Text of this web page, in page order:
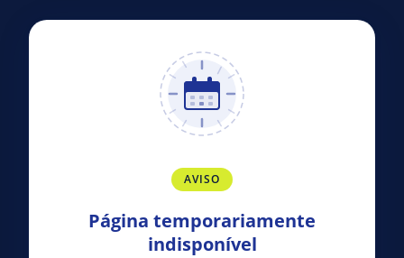
AVISO
Página temporariamente
indisponível